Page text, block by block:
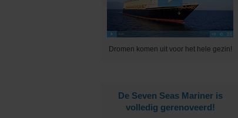
Dromen komen uit voor het hele gezin!
De Seven Seas Mariner is
volledig gerenoveerd!